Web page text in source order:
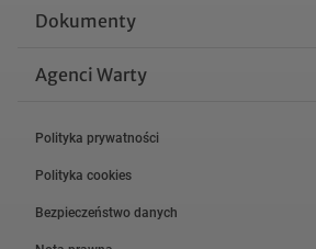
Dokumenty
Agenci Warty
Polityka prywatności
Polityka cookies
Bezpieczeństwo danych